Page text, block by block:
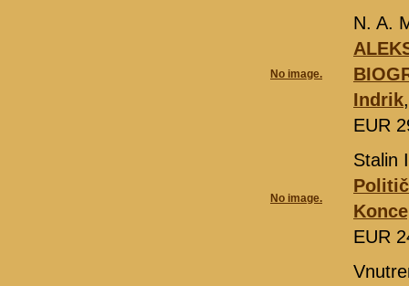
No image.
N. A.
Indrik
EUR
No image.
Stalin
EUR